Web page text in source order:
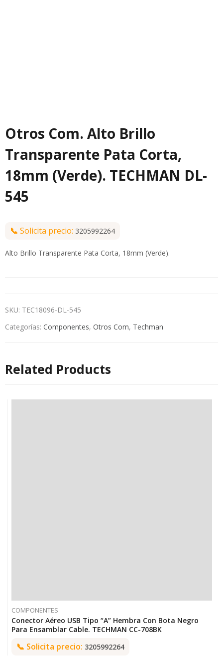
Otros Com. Alto Brillo
Transparente Pata Corta,
18mm (Verde). TECHMAN DL-
545
📞 Solicita precio: 3205992264
Alto Brillo Transparente Pata Corta, 18mm (Verde).
SKU: TEC18096-DL-545
Categorías: Componentes, Otros Com, Techman
Related Products
COMPONENTES
Conector Aéreo USB Tipo “A” Hembra Con Bota Negro
Para Ensamblar Cable. TECHMAN CC-708BK
📞 Solicita precio: 3205992264